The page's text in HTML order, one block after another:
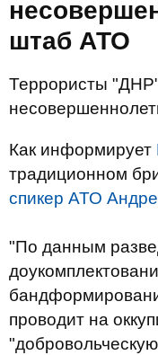
штаб АТО
Террористы
Как информирует
традиционном
спикер АТО
"По данным
проводит на